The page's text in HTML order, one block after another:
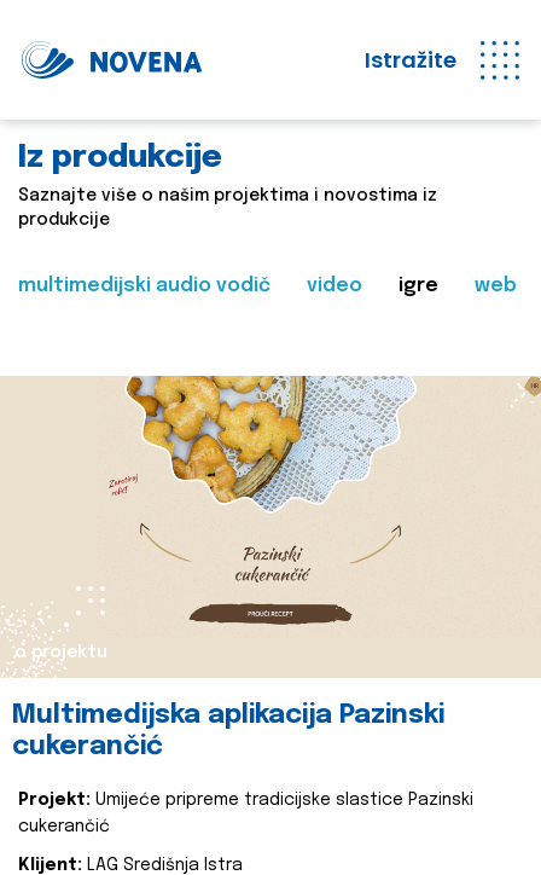
Istražite
Iz produkcije
Saznajte više o našim projektima i novostima iz
produkcije
multimedijski audio vodič video igre web
o projektu
Multimedijska aplikacija Pazinski
cukerančić
Projekt: Umijeće pripreme tradicijske slastice Pazinski
cukerančić
Klijent: LAG Središnja Istra